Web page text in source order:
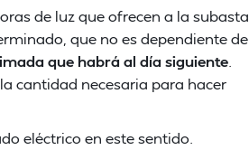
de luz que ofrecen a la subasta
que no es dependiente de
que habrá al día siguiente
cantidad necesaria para hacer
eléctrico en este sentido.